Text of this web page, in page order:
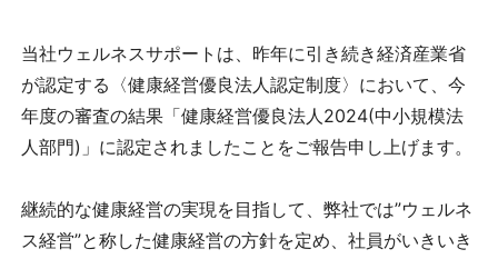
当社ウェルネスサポートは、昨年に引き続き経済産業省
が認定する〈健康経営優良法人認定制度〉において、今
年度の審査の結果「健康経営優良法人2024(中小規模法
人部門)」に認定されましたことをご報告申し上げます。
継続的な健康経営の実現を目指して、弊社では”ウェルネ
ス経営”と称した健康経営の方針を定め、社員がいきいき